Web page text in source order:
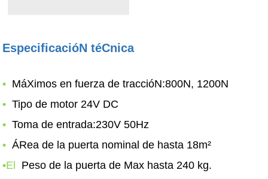
EspecificacióN téCnica
• MáXimos en fuerza de traccióN:800N, 1200N
• Tipo de motor 24V DC
• Toma de entrada:230V 50Hz
• ÁRea de la puerta nominal de hasta 18m²
•El
Peso de la puerta de Max hasta 240 kg.